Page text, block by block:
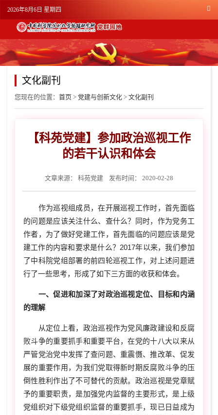
2026年8月6日 星期四
文化副刊
您现在的位置： 首页 > 党建与创新文化 > 文化副刊
【科苑党建】参加政治巡视工作
的若干认识和体会
文章来源： 科苑党建 发布时间： 2020-02-28
作为巡视组成员，在开展巡视工作时，首先面临
的问题是应该关注什么、查什么？同时，作为党务工
作者，为了做好党建工作，首先面临的问题应该是党
建工作的内容和要求是什么？2017年以来，我们参加
了中科院党组部署的前四轮巡视工作，对上述问题进
行了一些思考，形成了如下三方面的收获和体会。
一、促进和加深了对政治巡视定位、目标和内涵
的理解
从定位上看，政治巡视作为党风廉政建设和反腐
败斗争的重要抓手和重要平台，在党的十八大以来从
严管党治党中发挥了查问题、重震慑、推改革、促发
展的重要作用，为我们党取得新时期反腐败斗争的压
倒性胜利作出了不可替代的贡献。政治巡视是党章赋
予的重要职责，是加强党内监督的主要形式，是上级
党组织对下级党组织监督的重要抓手，现已日益成为